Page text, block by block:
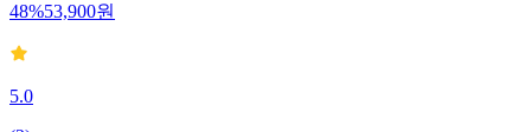
48%53,900원
5.0